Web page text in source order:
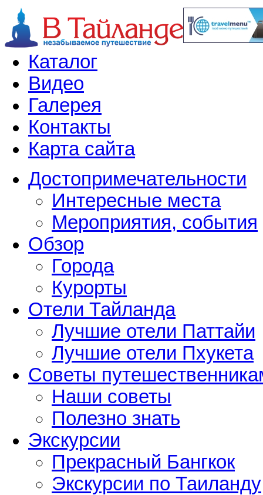
Каталог
Видео
Галерея
Контакты
Карта сайта
Достопримечательности
Интересные места
Мероприятия, события
Обзор
Города
Курорты
Отели Тайланда
Лучшие отели Паттайи
Лучшие отели Пхукета
Советы
Наши советы
Полезно знать
Экскурсии
Прекрасный Бангкок
Экскурсии по Таиланду